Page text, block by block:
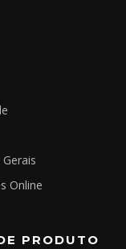
Online
PRODUTO